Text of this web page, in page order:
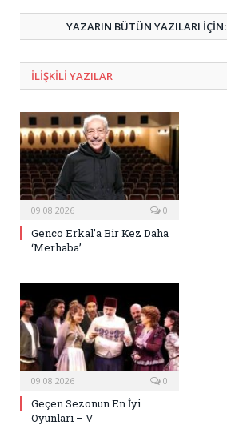
YAZARIN BÜTÜN YAZILARI IÇIN:
ILIŞKILI YAZILAR
09.08.2026 0
Genco Erkal’a Bir Kez Daha
‘Merhaba’…
09.08.2026 0
Geçen Sezonun En İyi
Oyunları – V